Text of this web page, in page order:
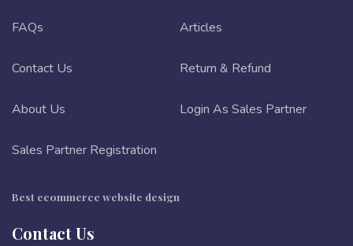
FAQs Articles
Contact Us Return & Refund
About Us Login As Sales Partner
Sales Partner Registration
Best ecommerce website design
Contact Us